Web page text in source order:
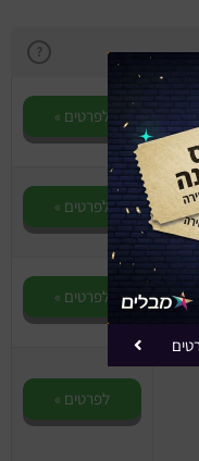
?
לפרטים »
לפרטים »
לפרטים »
לפרטים »